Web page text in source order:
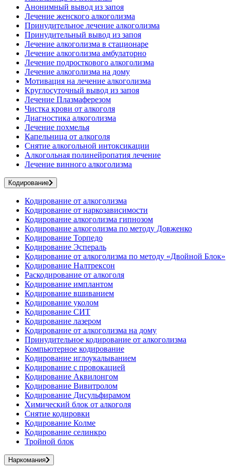
Анонимный вывод из запоя
Лечение женского алкоголизма
Принудительное лечение алкоголизма
Принудительный вывод из запоя
Лечение алкоголизма в стационаре
Лечение алкоголизма амбулаторно
Лечение подросткового алкоголизма
Лечение алкоголизма на дому
Мотивация на лечение алкоголизма
Круглосуточный вывод из запоя
Лечение Плазмаферезом
Чистка крови от алкоголя
Диагностика алкоголизма
Лечение похмелья
Капельница от алкоголя
Снятие алкогольной интоксикации
Алкогольная полинейропатия лечение
Лечение винного алкоголизма
Кодирование
Кодирование от алкоголизма
Кодирование от наркозависимости
Кодирование алкоголизма гипнозом
Кодирование алкоголизма по методу Довженко
Кодирование Торпедо
Кодирование Эспераль
Кодирование от алкоголизма по методу «Двойной Блок»
Кодирование Налтрексон
Раскодирование от алкоголя
Кодирование имплантом
Кодирование вшиванием
Кодирование уколом
Кодирование СИТ
Кодирование лазером
Кодирование от алкоголизма на дому
Принудительное кодирование от алкоголизма
Компьютерное кодирование
Кодирование иглоукалыванием
Кодирование с провокацией
Кодирование Аквилонгом
Кодирование Вивитролом
Кодирование Дисульфирамом
Химический блок от алкоголя
Снятие кодировки
Кодирование Колме
Кодирование селинкро
Тройной блок
Наркомания